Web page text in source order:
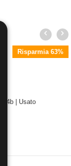
Risparmia 63%
4b | Usato